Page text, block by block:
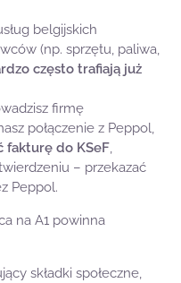
belgijskich
(np. sprzętu, paliwa,
często trafiają już
firmę
połączenie z Peppol,
fakturę do KSeF,
– przekazać
Peppol.
na A1 powinna
składki społeczne,